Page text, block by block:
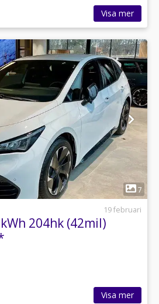
Visa mer
1
7
19 februari
204hk (42mil)
Visa mer